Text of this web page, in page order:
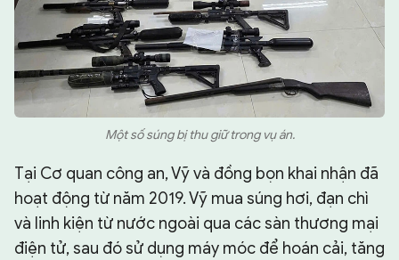
Một số súng bị thu giữ trong vụ án.
Tại Cơ quan công an, Vỹ và đồng bọn khai nhận đã
hoạt động từ năm 2019. Vỹ mua súng hơi, đạn chì
và linh kiện từ nước ngoài qua các sàn thương mại
điện tử, sau đó sử dụng máy móc để hoán cải, tăng